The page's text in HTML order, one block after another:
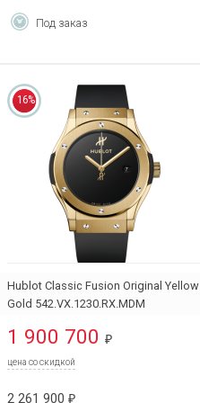
Под заказ
16%
Hublot Classic Fusion Original Yellow
Gold 542.VX.1230.RX.MDM
1 900 700 ₽
цена со скидкой
2 261 900 ₽